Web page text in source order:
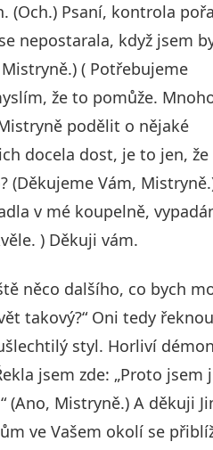
(Och.) Psaní, kontrola
nepostarala, když jsem
( Potřebujeme
že to pomůže.
podělit o nějaké
docela dost, je to jen, že
(Děkujeme Vám,
v mé koupelně,
) Děkuji vám.
něco dalšího, co bych
takový?“ Oni tedy
styl. Horliví
jsem zde: „Proto jsem
(Ano, Mistryně.) A děkuji
ve Vašem okolí se